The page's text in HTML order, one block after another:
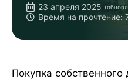
Условия, которые
23 апреля 2025
Время на прочтение:
Покупка